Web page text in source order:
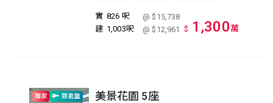
實 826 呎
@ $15,738
建 1,003呎 @ $12,961 $ 1,300萬
獨家 鎖匙盤 美景花園 5座